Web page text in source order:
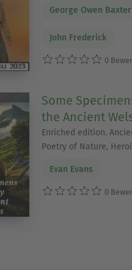
George Owen Baxter
John Frederick
0
Some
the Ancient
Enriched edition.
Poetry of Nature,
Evan Evans
0